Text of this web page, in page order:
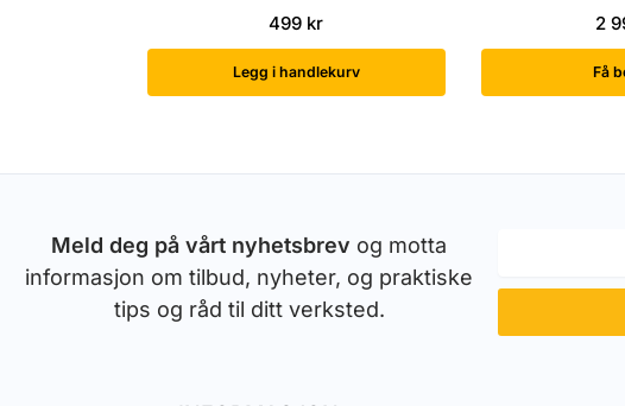
499 kr
Legg i handlekurv
2
Få
Meld deg på vårt nyhetsbrev og motta
informasjon om tilbud, nyheter, og praktiske
tips og råd til ditt verksted.